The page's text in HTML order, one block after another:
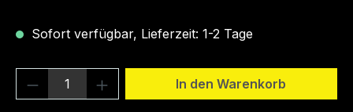
Sofort verfügbar, Lieferzeit: 1-2 Tage
Produkt Anzahl: Gib denIn den Warenkorb